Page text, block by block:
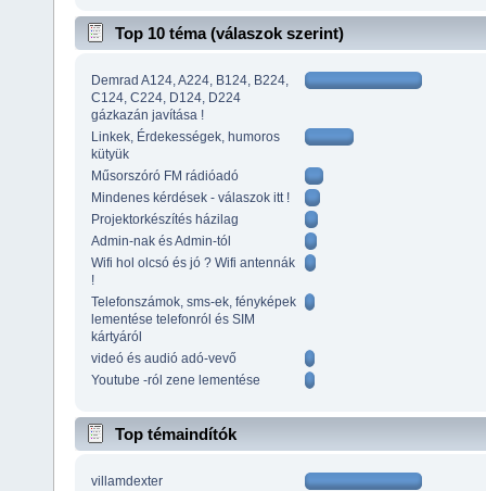
Top 10 téma (válaszok szerint)
Demrad A124, A224, B124, B224,
C124, C224, D124, D224
gázkazán javítása !
Linkek, Érdekességek, humoros
kütyük
Műsorszóró FM rádióadó
Mindenes kérdések - válaszok itt !
Projektorkészítés házilag
Admin-nak és Admin-tól
Wifi hol olcsó és jó ? Wifi antennák
!
Telefonszámok, sms-ek, fényképek
lementése telefonról és SIM
kártyáról
videó és audió adó-vevő
Youtube -ról zene lementése
Top témaindítók
villamdexter